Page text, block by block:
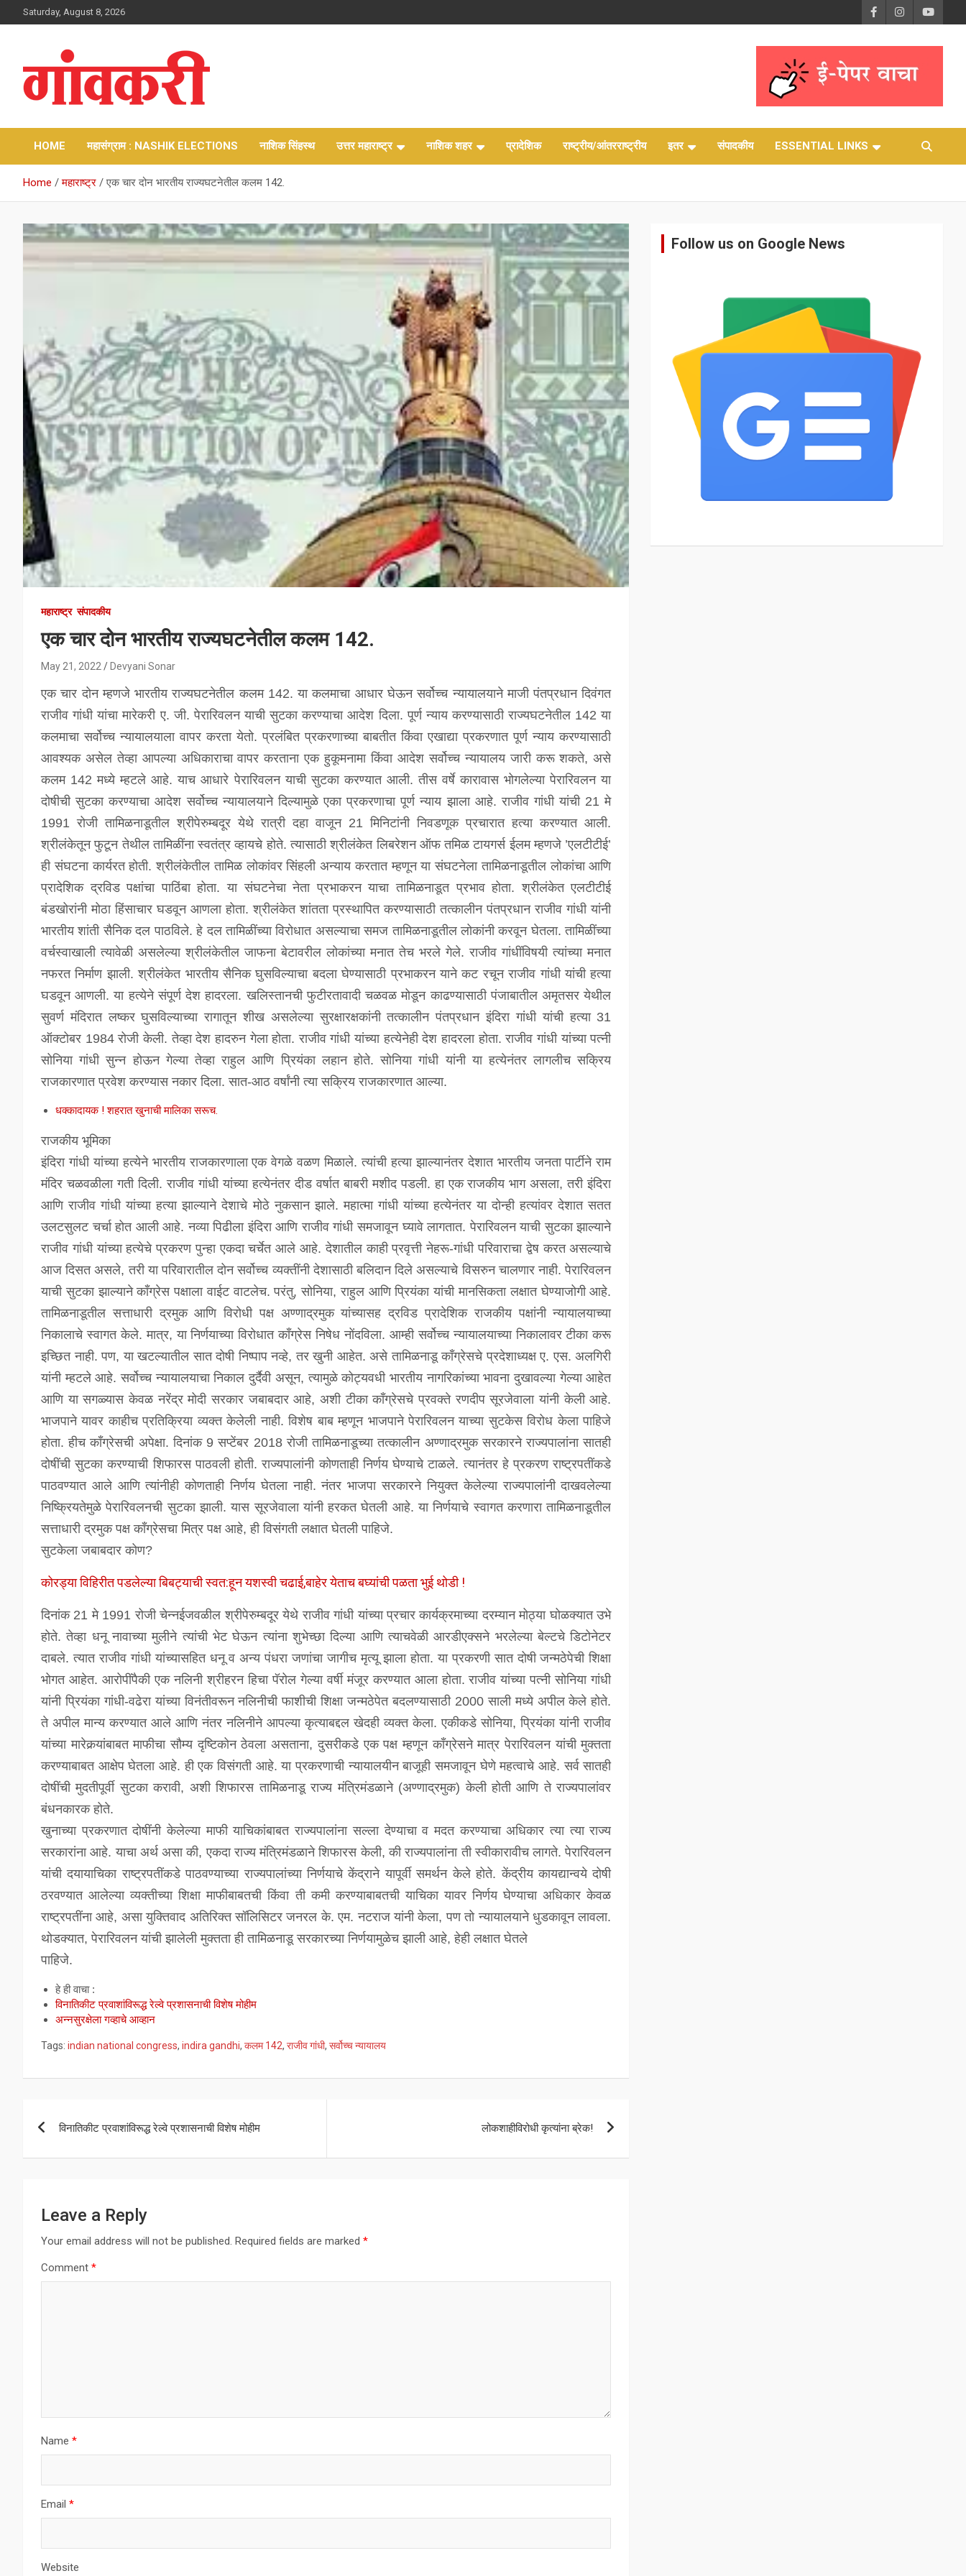
to
Saturday, August 8, 2026
Gavkari Prakashan
HOME महासंग्राम : NASHIK ELECTIONS नाशिक सिंहस्थ उत्तर महाराष्ट्र नाशिक शहर प्रादेशिक राष्ट्रीय/आंतरराष्ट्रीय इतर संपादकीय ESSENTIAL LINKS
Home महाराष्ट्र एक चार दोन भारतीय राज्यघटनेतील कलम 142.
महाराष्ट्र संपादकीय
एक चार दोन भारतीय राज्यघटनेतील कलम 142.
May 21, 2022 Devyani Sonar
एक चार दोन म्हणजे भारतीय राज्यघटनेतील कलम 142. या कलमाचा आधार घेऊन सर्वोच्च न्यायालयाने माजी पंतप्रधान दिवंगत
राजीव गांधी यांचा मारेकरी ए. जी. पेरारिवलन याची सुटका करण्याचा आदेश दिला. पूर्ण न्याय करण्यासाठी राज्यघटनेतील 142 या
कलमाचा सर्वोच्च न्यायालयाला वापर करता येतो. प्रलंबित प्रकरणाच्या बाबतीत किंवा एखाद्या प्रकरणात पूर्ण न्याय करण्यासाठी
आवश्यक असेल तेव्हा आपल्या अधिकाराचा वापर करताना एक हुकूमनामा किंवा आदेश सर्वोच्च न्यायालय जारी करू शकते, असे
कलम 142 मध्ये म्हटले आहे. याच आधारे पेरारिवलन याची सुटका करण्यात आली. तीस वर्षे कारावास भोगलेल्या पेरारिवलन या
दोषीची सुटका करण्याचा आदेश सर्वोच्च न्यायालयाने दिल्यामुळे एका प्रकरणाचा पूर्ण न्याय झाला आहे. राजीव गांधी यांची 21 मे
1991 रोजी तामिळनाडूतील श्रीपेरुम्बदूर येथे रात्री दहा वाजून 21 मिनिटांनी निवडणूक प्रचारात हत्या करण्यात आली.
श्रीलंकेतून फुटून तेथील तामिळींना स्वतंत्र व्हायचे होते. त्यासाठी श्रीलंकेत लिबरेशन ऑफ तमिळ टायगर्स ईलम म्हणजे ’एलटीटीई’
ही संघटना कार्यरत होती. श्रीलंकेतील तामिळ लोकांवर सिंहली अन्याय करतात म्हणून या संघटनेला तामिळनाडूतील लोकांचा आणि
प्रादेशिक द्रविड पक्षांचा पाठिंबा होता. या संघटनेचा नेता प्रभाकरन याचा तामिळनाडूत प्रभाव होता. श्रीलंकेत एलटीटीई
बंडखोरांनी मोठा हिंसाचार घडवून आणला होता. श्रीलंकेत शांतता प्रस्थापित करण्यासाठी तत्कालीन पंतप्रधान राजीव गांधी यांनी
भारतीय शांती सैनिक दल पाठविले. हे दल तामिळींच्या विरोधात असल्याचा समज तामिळनाडूतील लोकांनी करवून घेतला. तामिळींच्या
वर्चस्वाखाली त्यावेळी असलेल्या श्रीलंकेतील जाफना बेटावरील लोकांच्या मनात तेच भरले गेले. राजीव गांधींविषयी त्यांच्या मनात
नफरत निर्माण झाली. श्रीलंकेत भारतीय सैनिक घुसविल्याचा बदला घेण्यासाठी प्रभाकरन याने कट रचून राजीव गांधी यांची हत्या
घडवून आणली. या हत्येने संपूर्ण देश हादरला. खलिस्तानची फुटीरतावादी चळवळ मोडून काढण्यासाठी पंजाबातील अमृतसर येथील
सुवर्ण मंदिरात लष्कर घुसविल्याच्या रागातून शीख असलेल्या सुरक्षारक्षकांनी तत्कालीन पंतप्रधान इंदिरा गांधी यांची हत्या 31
ऑक्टोबर 1984 रोजी केली. तेव्हा देश हादरुन गेला होता. राजीव गांधी यांच्या हत्येनेही देश हादरला होता. राजीव गांधी यांच्या पत्नी
सोनिया गांधी सुन्न होऊन गेल्या तेव्हा राहुल आणि प्रियंका लहान होते. सोनिया गांधी यांनी या हत्येनंतर लागलीच सक्रिय
राजकारणात प्रवेश करण्यास नकार दिला. सात-आठ वर्षांनी त्या सक्रिय राजकारणात आल्या.
धक्कादायक ! शहरात खुनाची मालिका सरूच.
राजकीय भूमिका
इंदिरा गांधी यांच्या हत्येने भारतीय राजकारणाला एक वेगळे वळण मिळाले. त्यांची हत्या झाल्यानंतर देशात भारतीय जनता पार्टीने राम
मंदिर चळवळीला गती दिली. राजीव गांधी यांच्या हत्येनंतर दीड वर्षात बाबरी मशीद पडली. हा एक राजकीय भाग असला, तरी इंदिरा
आणि राजीव गांधी यांच्या हत्या झाल्याने देशाचे मोठे नुकसान झाले. महात्मा गांधी यांच्या हत्येनंतर या दोन्ही हत्यांवर देशात सतत
उलटसुलट चर्चा होत आली आहे. नव्या पिढीला इंदिरा आणि राजीव गांधी समजावून घ्यावे लागतात. पेरारिवलन याची सुटका झाल्याने
राजीव गांधी यांच्या हत्येचे प्रकरण पुन्हा एकदा चर्चेत आले आहे. देशातील काही प्रवृत्ती नेहरू-गांधी परिवाराचा द्वेष करत असल्याचे
आज दिसत असले, तरी या परिवारातील दोन सर्वोच्च व्यक्तींनी देशासाठी बलिदान दिले असल्याचे विसरुन चालणार नाही. पेरारिवलन
याची सुटका झाल्याने कॉंग्रेस पक्षाला वाईट वाटलेच. परंतु, सोनिया, राहुल आणि प्रियंका यांची मानसिकता लक्षात घेण्याजोगी आहे.
तामिळनाडूतील सत्ताधारी द्रमुक आणि विरोधी पक्ष अण्णाद्रमुक यांच्यासह द्रविड प्रादेशिक राजकीय पक्षांनी न्यायालयाच्या
निकालाचे स्वागत केले. मात्र, या निर्णयाच्या विरोधात कॉंग्रेस निषेध नोंदविला. आम्ही सर्वोच्च न्यायालयाच्या निकालावर टीका करू
इच्छित नाही. पण, या खटल्यातील सात दोषी निष्पाप नव्हे, तर खुनी आहेत. असे तामिळनाडू कॉंग्रेसचे प्रदेशाध्यक्ष ए. एस. अलगिरी
यांनी म्हटले आहे. सर्वोच्च न्यायालयाचा निकाल दुर्दैवी असून, त्यामुळे कोट्यवधी भारतीय नागरिकांच्या भावना दुखावल्या गेल्या आहेत
आणि या सगळ्यास केवळ नरेंद्र मोदी सरकार जबाबदार आहे, अशी टीका कॉंग्रेसचे प्रवक्ते रणदीप सूरजेवाला यांनी केली आहे.
भाजपाने यावर काहीच प्रतिक्रिया व्यक्त केलेली नाही. विशेष बाब म्हणून भाजपाने पेरारिवलन याच्या सुटकेस विरोध केला पाहिजे
होता. हीच कॉंग्रेसची अपेक्षा. दिनांक 9 सप्टेंबर 2018 रोजी तामिळनाडूच्या तत्कालीन अण्णाद्रमुक सरकारने राज्यपालांना सातही
दोषींची सुटका करण्याची शिफारस पाठवली होती. राज्यपालांनी कोणताही निर्णय घेण्याचे टाळले. त्यानंतर हे प्रकरण राष्ट्रपतींकडे
पाठवण्यात आले आणि त्यांनीही कोणताही निर्णय घेतला नाही. नंतर भाजपा सरकारने नियुक्त केलेल्या राज्यपालांनी दाखवलेल्या
निष्क्रियतेमुळे पेरारिवलनची सुटका झाली. यास सूरजेवाला यांनी हरकत घेतली आहे. या निर्णयाचे स्वागत करणारा तामिळनाडूतील
सत्ताधारी द्रमुक पक्ष कॉंग्रेसचा मित्र पक्ष आहे, ही विसंगती लक्षात घेतली पाहिजे.
सुटकेला जबाबदार कोण?
कोरड्या विहिरीत पडलेल्या बिबट्याची स्वत:हून यशस्वी चढाई,बाहेर येताच बघ्यांची पळता भुई थोडी !
दिनांक 21 मे 1991 रोजी चेन्नईजवळील श्रीपेरुम्बदूर येथे राजीव गांधी यांच्या प्रचार कार्यक्रमाच्या दरम्यान मोठ्या घोळक्यात उभे
होते. तेव्हा धनू नावाच्या मुलीने त्यांची भेट घेऊन त्यांना शुभेच्छा दिल्या आणि त्याचवेळी आरडीएक्सने भरलेल्या बेल्टचे डिटोनेटर
दाबले. त्यात राजीव गांधी यांच्यासहित धनू व अन्य पंधरा जणांचा जागीच मृत्यू झाला होता. या प्रकरणी सात दोषी जन्मठेपेची शिक्षा
भोगत आहेत. आरोपींपैकी एक नलिनी श्रीहरन हिचा पॅरोल गेल्या वर्षी मंजूर करण्यात आला होता. राजीव यांच्या पत्नी सोनिया गांधी
यांनी प्रियंका गांधी-वढेरा यांच्या विनंतीवरून नलिनीची फाशीची शिक्षा जन्मठेपेत बदलण्यासाठी 2000 साली मध्ये अपील केले होते.
ते अपील मान्य करण्यात आले आणि नंतर नलिनीने आपल्या कृत्याबद्दल खेदही व्यक्त केला. एकीकडे सोनिया, प्रियंका यांनी राजीव
यांच्या मारेकर्‍यांबाबत माफीचा सौम्य दृष्टिकोन ठेवला असताना, दुसरीकडे एक पक्ष म्हणून कॉंग्रेसने मात्र पेरारिवलन यांची मुक्तता
करण्याबाबत आक्षेप घेतला आहे. ही एक विसंगती आहे. या प्रकरणाची न्यायालयीन बाजूही समजावून घेणे महत्वाचे आहे. सर्व सातही
दोषींची मुदतीपूर्वी सुटका करावी, अशी शिफारस तामिळनाडू राज्य मंत्रिमंडळाने (अण्णाद्रमुक) केली होती आणि ते राज्यपालांवर
बंधनकारक होते.
खुनाच्या प्रकरणात दोषींनी केलेल्या माफी याचिकांबाबत राज्यपालांना सल्ला देण्याचा व मदत करण्याचा अधिकार त्या त्या राज्य
सरकारांना आहे. याचा अर्थ असा की, एकदा राज्य मंत्रिमंडळाने शिफारस केली, की राज्यपालांना ती स्वीकारावीच लागते. पेरारिवलन
यांची दयायाचिका राष्ट्रपतींकडे पाठवण्याच्या राज्यपालांच्या निर्णयाचे केंद्राने यापूर्वी समर्थन केले होते. केंद्रीय कायद्यान्वये दोषी
ठरवण्यात आलेल्या व्यक्तीच्या शिक्षा माफीबाबतची किंवा ती कमी करण्याबाबतची याचिका यावर निर्णय घेण्याचा अधिकार केवळ
राष्ट्रपतींना आहे, असा युक्तिवाद अतिरिक्त सॉलिसिटर जनरल के. एम. नटराज यांनी केला, पण तो न्यायालयाने धुडकावून लावला.
थोडक्यात, पेरारिवलन यांची झालेली मुक्तता ही तामिळनाडू सरकारच्या निर्णयामुळेच झाली आहे, हेही लक्षात घेतले
पाहिजे.
हे ही वाचा :
विनातिकीट प्रवाशांविरूद्ध रेल्वे प्रशासनाची विशेष मोहीम
अन्नसुरक्षेला गव्हाचे आव्हान
Tags: indian national congress, indira gandhi, कलम 142, राजीव गांधी, सर्वोच्च न्यायालय
navigation
विनातिकीट प्रवाशांविरूद्ध रेल्वे प्रशासनाची विशेष मोहीम लोकशाहीविरोधी कृत्यांना ब्रेक!
Leave a Reply
Your email address will not be published. Required fields are marked *
Comment *
Name *
Email *
Website
Follow us on Google News